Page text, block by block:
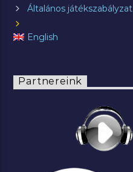
Általános játékszabályzat
English
Partnereink